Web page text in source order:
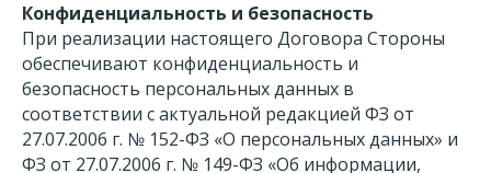
Конфиденциальность и безопасность
При реализации настоящего Договора Стороны
обеспечивают конфиденциальность и
безопасность персональных данных в
соответствии с актуальной редакцией ФЗ от
27.07.2006 г. № 152-ФЗ «О персональных данных» и
ФЗ от 27.07.2006 г. № 149-ФЗ «Об информации,